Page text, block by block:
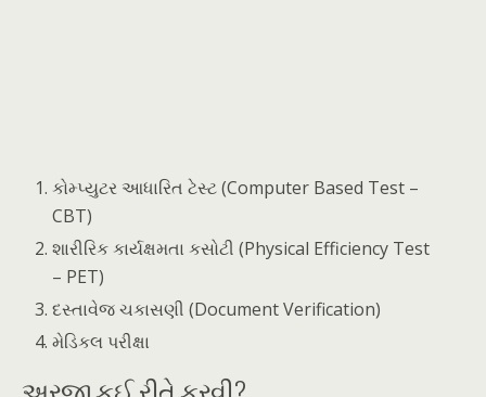
કોમ્પ્યુટર આધારિત ટેસ્ટ (Computer Based Test –
CBT)
શારીરિક કાર્યક્ષમતા કસોટી (Physical Efficiency Test
– PET)
દસ્તાવેજ ચકાસણી (Document Verification)
મેડિકલ પરીક્ષા